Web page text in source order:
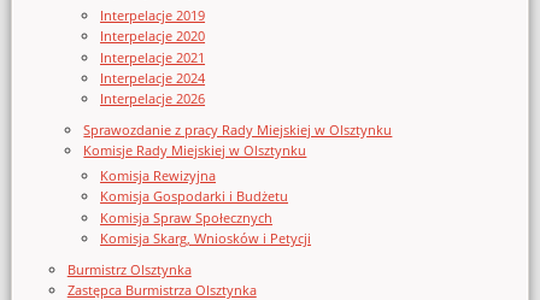
Interpelacje 2019
Interpelacje 2020
Interpelacje 2021
Interpelacje 2024
Interpelacje 2026
Sprawozdanie z pracy Rady Miejskiej w Olsztynku
Komisje Rady Miejskiej w Olsztynku
Komisja Rewizyjna
Komisja Gospodarki i Budżetu
Komisja Spraw Społecznych
Komisja Skarg, Wniosków i Petycji
Burmistrz Olsztynka
Zastępca Burmistrza Olsztynka